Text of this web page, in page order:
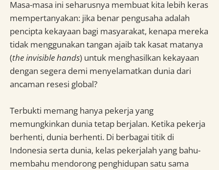
Masa-masa ini seharusnya membuat kita lebih keras
mempertanyakan: jika benar pengusaha adalah
pencipta kekayaan bagi masyarakat, kenapa mereka
tidak menggunakan tangan ajaib tak kasat matanya
(the invisible hands) untuk menghasilkan kekayaan
dengan segera demi menyelamatkan dunia dari
ancaman resesi global?
Terbukti memang hanya pekerja yang
memungkinkan dunia tetap berjalan. Ketika pekerja
berhenti, dunia berhenti. Di berbagai titik di
Indonesia serta dunia, kelas pekerjalah yang bahu-
membahu mendorong penghidupan satu sama